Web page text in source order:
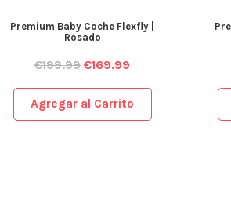
Premium Baby Coche Flexfly |
Rosado
€199.99 €169.99
Agregar al Carrito